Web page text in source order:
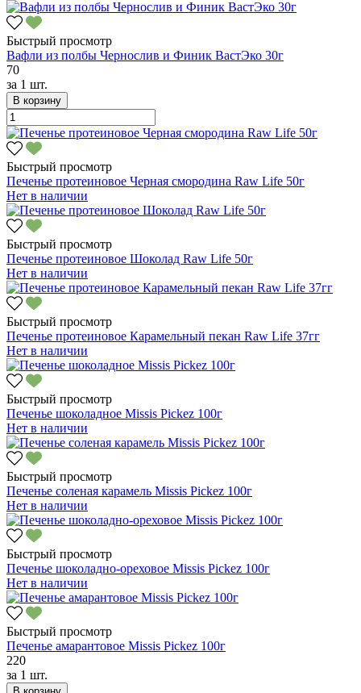
Быстрый просмотр
Вафли из полбы Чернослив и Финик ВастЭко 30г
70
за 1 шт.
В корзину
Быстрый просмотр
Печенье протеиновое Черная смородина Raw Life 50г
Нет в наличии
Быстрый просмотр
Печенье протеиновое Шоколад Raw Life 50г
Нет в наличии
Быстрый просмотр
Печенье протеиновое Карамельный пекан Raw Life 37гг
Нет в наличии
Быстрый просмотр
Печенье шоколадное Missis Pickez 100г
Нет в наличии
Быстрый просмотр
Печенье соленая карамель Missis Pickez 100г
Нет в наличии
Быстрый просмотр
Печенье шоколадно-ореховое Missis Pickez 100г
Нет в наличии
Быстрый просмотр
Печенье амарантовое Missis Pickez 100г
220
за 1 шт.